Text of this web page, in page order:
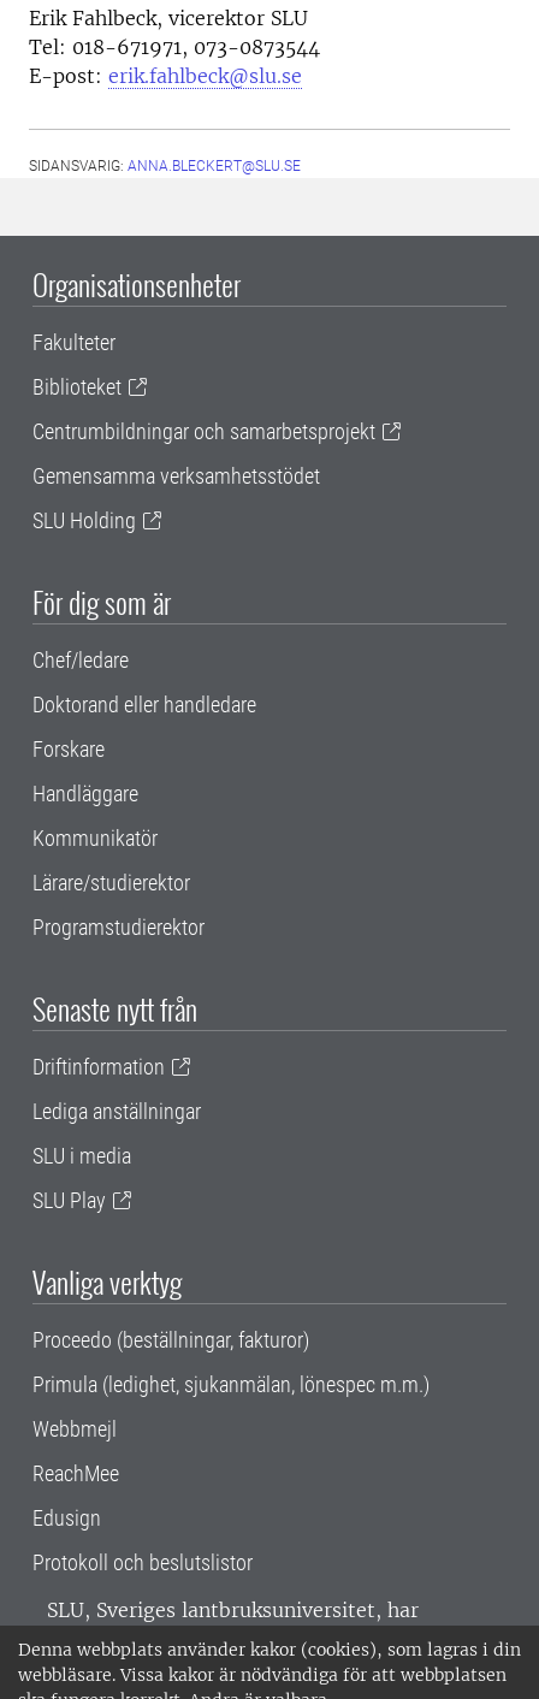
Denna webbplats använder kakor (cookies), som lagras i din
webbläsare. Vissa kakor är nödvändiga för att webbplatsen
Erik Fahlbeck, vicerektor SLU
Tel: 018-671971, 073-0873544
E-post: erik.fahlbeck@slu.se
SIDANSVARIG: ANNA.BLECKERT@SLU.SE
Organisationsenheter
Fakulteter
Biblioteket
Centrumbildningar och samarbetsprojekt
Gemensamma verksamhetsstödet
SLU Holding
För dig som är
Chef/ledare
Doktorand eller handledare
Forskare
Handläggare
Kommunikatör
Lärare/studierektor
Programstudierektor
Senaste nytt från
Driftinformation
Lediga anställningar
SLU i media
SLU Play
Vanliga verktyg
Proceedo (beställningar, fakturor)
Primula (ledighet, sjukanmälan, lönespec m.m.)
Webbmejl
ReachMee
Edusign
Protokoll och beslutslistor
SLU, Sveriges lantbruksuniversitet, har
verksamhet över hela Sverige. Huvudorter är
Alnarp, Uppsala och Umeå.SLU är